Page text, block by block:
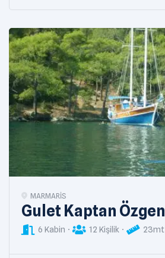
MARMARIS
Gulet Kaptan Özgen
6 Kabin 12 Kişilik 23mt